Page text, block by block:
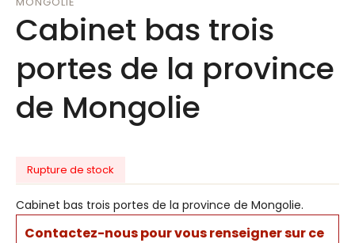
Cabinet bas trois
portes de la province
de Mongolie
Rupture de stock
Cabinet bas trois portes de la province de Mongolie.
Contactez-nous pour vous renseigner sur ce